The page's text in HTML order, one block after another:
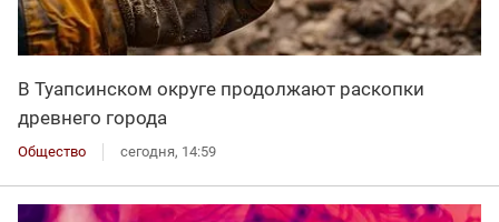
В Туапсинском округе продолжают раскопки
древнего города
Общество сегодня, 14:59